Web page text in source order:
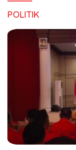
POLITIK